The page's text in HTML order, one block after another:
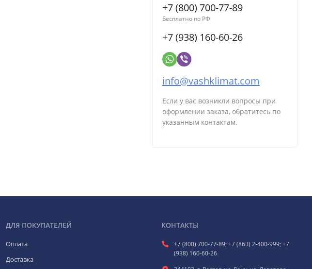
+7 (800) 700-77-89
Бесплатно по РФ
+7 (938) 160-60-26
info@vashklimat.com
Если у вас возникли вопросы при
оформлении заказа, обратитесь по
указанным контактам.
ДЛЯ ПОКУПАТЕЛЕЙ
Оплата
Доставка
КОНТАКТЫ
+7 (800) 700-77-89; +7 (863) 2-400-999; +7
(938) 160-60-26